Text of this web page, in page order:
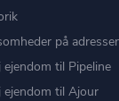
på
ejendom til Pipeline
ejendom til Ajour